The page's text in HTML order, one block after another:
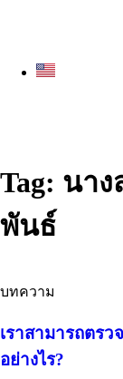
Tag: นา
พันธ์
บทความ
เราสามารถตร
อย่างไร?